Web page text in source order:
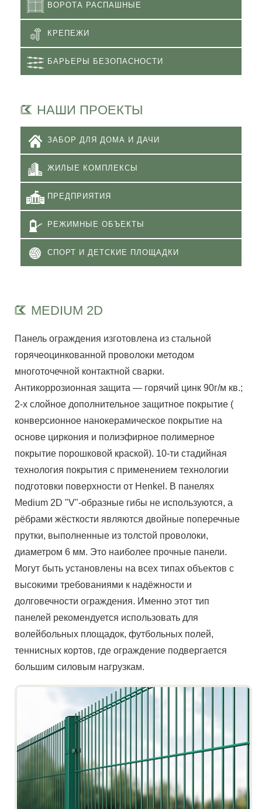
ВОРОТА РАСПАШНЫЕ
КРЕПЕЖИ
БАРЬЕРЫ БЕЗОПАСНОСТИ
НАШИ ПРОЕКТЫ
ЗАБОР ДЛЯ ДОМА И ДАЧИ
ЖИЛЫЕ КОМПЛЕКСЫ
ПРЕДПРИЯТИЯ
РЕЖИМНЫЕ ОБЪЕКТЫ
СПОРТ И ДЕТСКИЕ ПЛОЩАДКИ
MEDIUM 2D
Панель ограждения изготовлена из стальной
горячеоцинкованной проволоки методом
многоточечной контактной сварки.
Антикоррозионная защита — горячий цинк 90г/м кв.;
2-х слойное дополнительное защитное покрытие (
конверсионное нанокерамическое покрытие на
основе циркония и полиэфирное полимерное
покрытие порошковой краской). 10-ти стадийная
технология покрытия с применением технологии
подготовки поверхности от Henkel. В панелях
Medium 2D "V"-образные гибы не используются, а
рёбрами жёсткости являются двойные поперечные
прутки, выполненные из толстой проволоки,
диаметром 6 мм. Это наиболее прочные панели.
Могут быть установлены на всех типах объектов с
высокими требованиями к надёжности и
долговечности ограждения. Именно этот тип
панелей рекомендуется использовать для
волейбольных площадок, футбольных полей,
теннисных кортов, где ограждение подвергается
большим силовым нагрузкам.